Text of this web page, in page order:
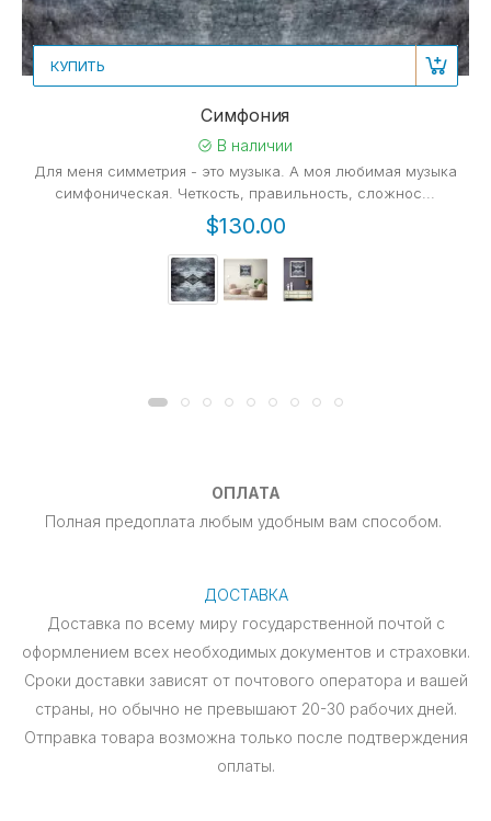
КУПИТЬ
Симфония
В наличии
Для меня симметрия - это музыка. А моя любимая музыка
симфоническая. Четкость, правильность, сложнос...
$130.00
ОПЛАТА
Полная предоплата любым удобным вам способом.
ДОСТАВКА
Доставка по всему миру государственной почтой с
оформлением всех необходимых документов и страховки.
Сроки доставки зависят от почтового оператора и вашей
страны, но обычно не превышают 20-30 рабочих дней.
Отправка товара возможна только после подтверждения
оплаты.